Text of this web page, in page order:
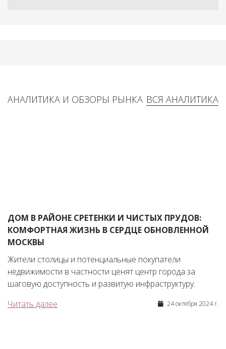
ВСЯ АНАЛИТИКА
АНАЛИТИКА И ОБЗОРЫ РЫНКА
ДОМ В РАЙОНЕ СРЕТЕНКИ И ЧИСТЫХ ПРУДОВ:
КОМФОРТНАЯ ЖИЗНЬ В СЕРДЦЕ ОБНОВЛЕННОЙ
МОСКВЫ
Жители столицы и потенциальные покупатели
недвижимости в частности ценят центр города за
шаговую доступность и развитую инфраструктуру.
Читать далее
24 октября 2024 г.